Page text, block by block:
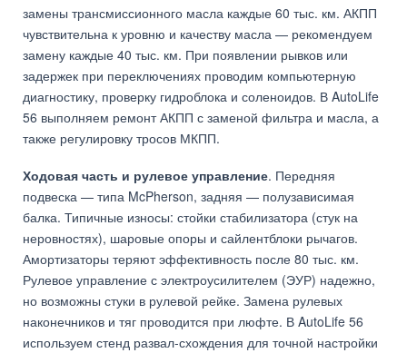
замены трансмиссионного масла каждые 60 тыс. км. АКПП
чувствительна к уровню и качеству масла — рекомендуем
замену каждые 40 тыс. км. При появлении рывков или
задержек при переключениях проводим компьютерную
диагностику, проверку гидроблока и соленоидов. В AutoLife
56 выполняем ремонт АКПП с заменой фильтра и масла, а
также регулировку тросов МКПП.
Ходовая часть и рулевое управление. Передняя
подвеска — типа McPherson, задняя — полузависимая
балка. Типичные износы: стойки стабилизатора (стук на
неровностях), шаровые опоры и сайлентблоки рычагов.
Амортизаторы теряют эффективность после 80 тыс. км.
Рулевое управление с электроусилителем (ЭУР) надежно,
но возможны стуки в рулевой рейке. Замена рулевых
наконечников и тяг проводится при люфте. В AutoLife 56
используем стенд развал-схождения для точной настройки